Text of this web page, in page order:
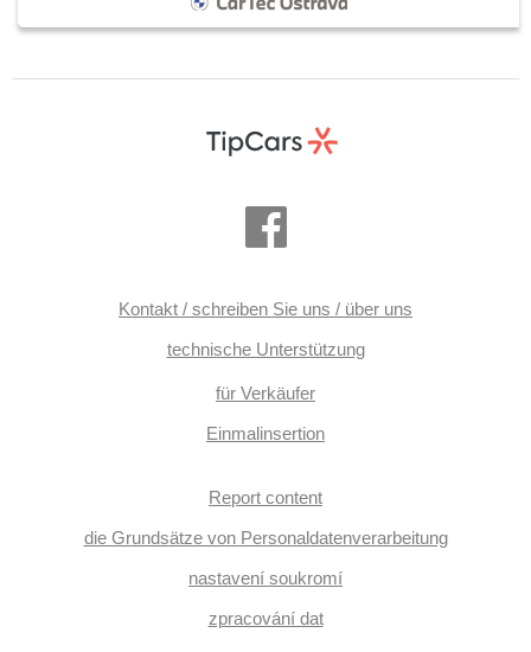
Kontakt / schreiben Sie uns / über uns
technische Unterstützung
für Verkäufer
Einmalinsertion
Report content
die Grundsätze von Personaldatenverarbeitung
nastavení soukromí
zpracování dat